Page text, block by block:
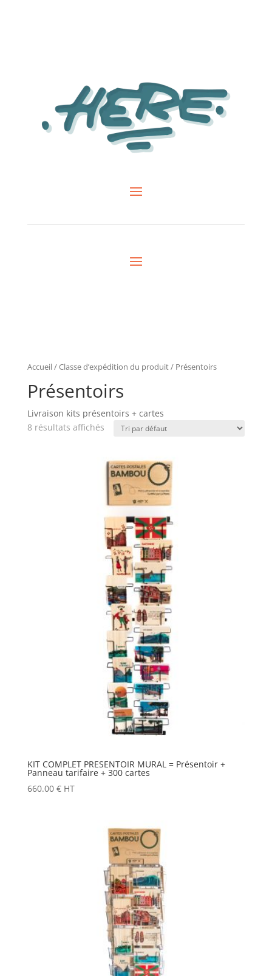
Accueil/ Classe d’expédition du produit / Présentoirs
Présentoirs
Livraison kits présentoirs + cartes
8 résultats affichés
KIT COMPLET PRESENTOIR MURAL = Présentoir +
Panneau tarifaire + 300 cartes
660.00 € HT